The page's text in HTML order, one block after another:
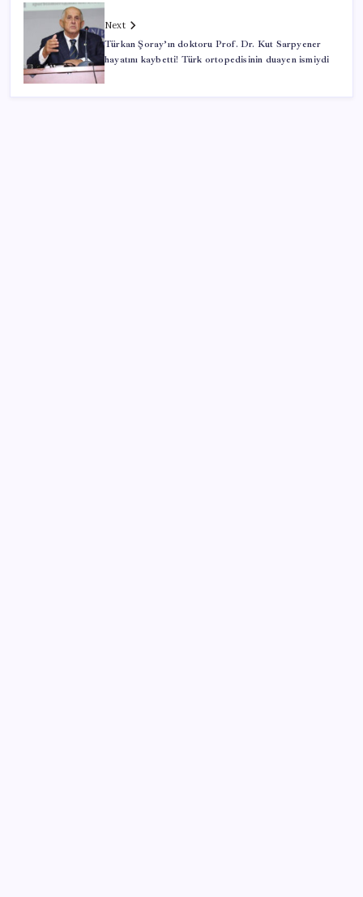
Next
Türkan Şoray’ın doktoru Prof. Dr. Kut Sarpyener
hayatını kaybetti! Türk ortopedisinin duayen ismiydi